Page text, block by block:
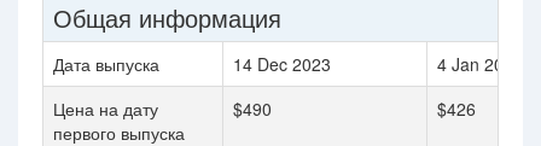
Общая информация
Дата выпуска 14 Dec 2023
4 Jan 2023
Цена на дату
первого выпуска
$490 $426